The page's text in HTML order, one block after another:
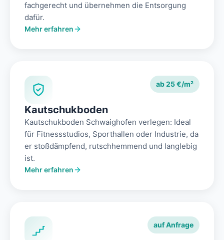
fachgerecht und übernehmen die Entsorgung
dafür.
Mehr erfahren
ab 25 €/m²
Kautschukboden
Kautschukboden Schwaighofen verlegen: Ideal
für Fitnessstudios, Sporthallen oder Industrie, da
er stoßdämpfend, rutschhemmend und langlebig
ist.
Mehr erfahren
auf Anfrage